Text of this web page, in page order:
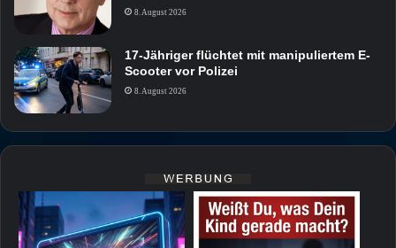
8. August 2026
17-Jähriger flüchtet mit manipuliertem E-
Scooter vor Polizei
8. August 2026